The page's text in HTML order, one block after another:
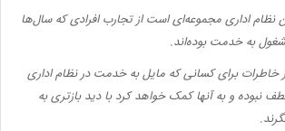
اداری مجموعه‌ای است از تجارب افرادی که سال‌ها
به خدمت بوده‌اند.
برای کسانی که مایل به خدمت در نظام اداری
نبوده و به آنها کمک خواهد کرد با دید بازتری به